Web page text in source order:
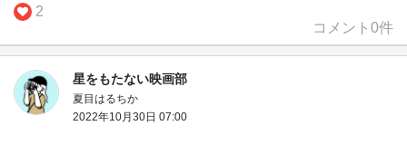
2
コメント 0件
星をもたない映画部
夏目はるちか
2022年10月30日 07:00